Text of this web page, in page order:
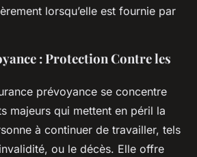
lorsqu’elle est fournie par
: Protection Contre les
prévoyance se concentre
majeurs qui mettent en péril la
à continuer de travailler, tels
ou le décès. Elle offre